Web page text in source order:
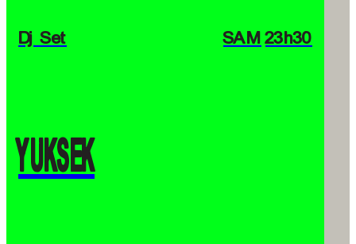
Dj Set SAM 23h30
YUKSEK